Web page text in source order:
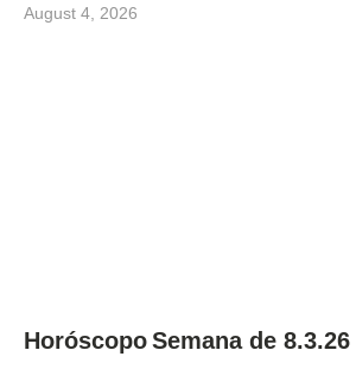
August 4, 2026
Horóscopo Semana de 8.3.26